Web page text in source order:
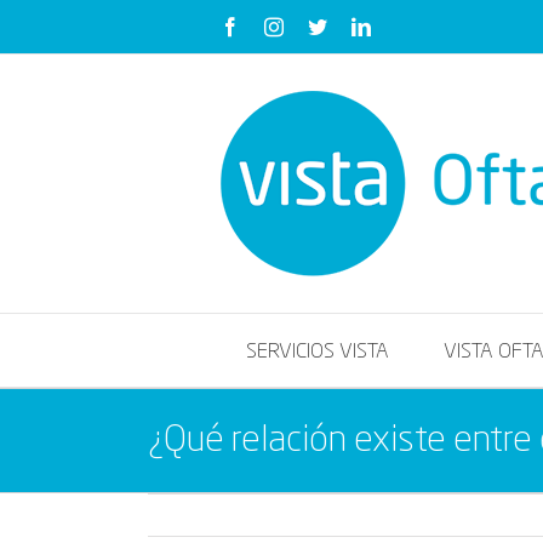
FacebookInstagram
TwitterLinkedIn
SERVICIOS VISTA VISTA
¿Qué relación existe entre